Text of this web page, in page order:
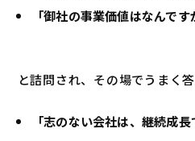
「御社の事業価値はなんです
と詰問され、その場でうまく答
「志のない会社は、継続成長